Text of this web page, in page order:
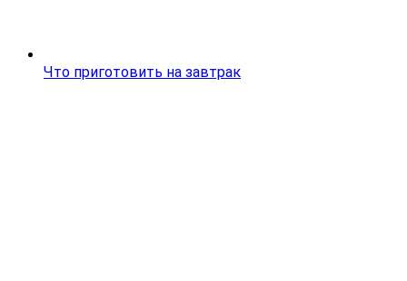
Что приготовить на завтрак